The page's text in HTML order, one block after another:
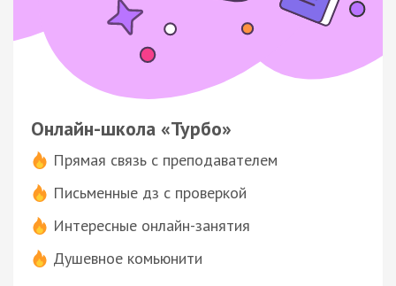
Онлайн-школа «Турбо»
Прямая связь с преподавателем
Письменные дз с проверкой
Интересные онлайн-занятия
Душевное комьюнити